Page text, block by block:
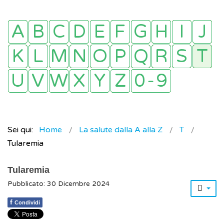
Sei qui: Home La salute dalla A alla Z
T
Tularemia
Tularemia
Pubblicato: 30 Dicembre 2024
f Condividi